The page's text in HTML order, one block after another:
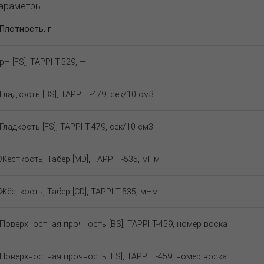
Плотность, г
pH [FS], TAPPI T-529, —
Гладкость [BS], TAPPI T-479, сек/10 см3
Гладкость [FS], TAPPI T-479, сек/10 см3
Жёсткость, Табер [MD], TAPPI T-535, мНм
Жёсткость, Табер [CD], TAPPI T-535, мНм
Поверхностная прочность [BS], TAPPI T-459, номер воска
Поверхностная прочность [FS], TAPPI T-459, номер воска